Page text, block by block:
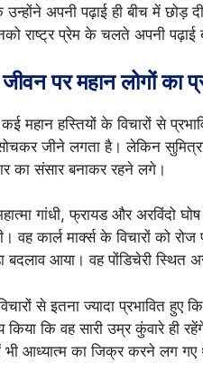
उन्होंने अपनी पढ़ाई ही बीच में
राष्ट्र प्रेम के चलते अपनी पढ़ाई
पर महान लोगों का
महान हस्तियों के विचारों से
जीने लगता है। लेकिन
का संसार बनाकर रहने लगे।
गांधी, फ्रायड और अरविंदो
वह कार्ल मार्क्स के विचारों
आया। वह पोंडिचेरी स्थित
से इतना ज्यादा प्रभावित
कि वह सारी उम्र कुंवारे ही
आध्यात्म का जिक्र करने लग